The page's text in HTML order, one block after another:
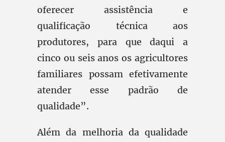
oferecer assistência e
qualificação técnica aos
produtores, para que daqui a
cinco ou seis anos os agricultores
familiares possam efetivamente
atender esse padrão de
qualidade”.
Além da melhoria da qualidade